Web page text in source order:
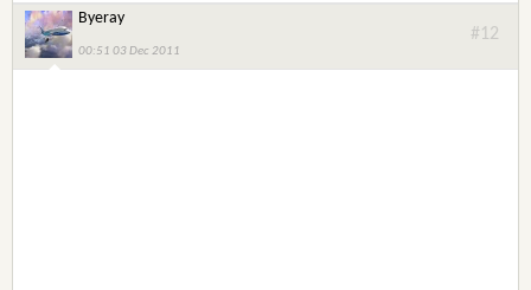
Byeray
00:51 03 Dec 2011
#12